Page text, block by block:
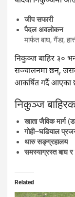
जीप सफारी
पैदल अवलोकन
मार्फत बाघ, गैंडा,
निकुञ्ज बाहिर ३०
सञ्चालनमा छन्,
आकर्षित गर्दै आएका
निकुञ्ज
खाता जैविक मार्ग
गोही–घडियाल
थारु सङ्ग्रहालय
समस्याग्रस्त बाघ र
Related